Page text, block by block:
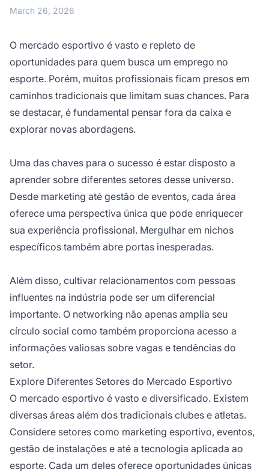
March 26, 2026
O mercado esportivo é vasto e repleto de
oportunidades para quem busca um emprego no
esporte. Porém, muitos profissionais ficam presos em
caminhos tradicionais que limitam suas chances. Para
se destacar, é fundamental pensar fora da caixa e
explorar novas abordagens.
Uma das chaves para o sucesso é estar disposto a
aprender sobre diferentes setores desse universo.
Desde marketing até gestão de eventos, cada área
oferece uma perspectiva única que pode enriquecer
sua experiência profissional. Mergulhar em nichos
específicos também abre portas inesperadas.
Além disso, cultivar relacionamentos com pessoas
influentes na indústria pode ser um diferencial
importante. O networking não apenas amplia seu
círculo social como também proporciona acesso a
informações valiosas sobre vagas e tendências do
setor.
Explore Diferentes Setores do Mercado Esportivo
O mercado esportivo é vasto e diversificado. Existem
diversas áreas além dos tradicionais clubes e atletas.
Considere setores como marketing esportivo, eventos,
gestão de instalações e até a tecnologia aplicada ao
esporte. Cada um deles oferece oportunidades únicas